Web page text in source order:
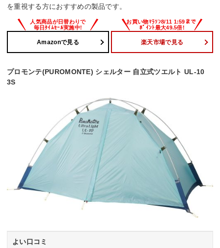
を重視する方におすすめの製品です。
Amazonで見る 楽天市場で見る
プロモンテ(PUROMONTE) シェルター 自立式ツエルト UL-10
3S
よい口コミ